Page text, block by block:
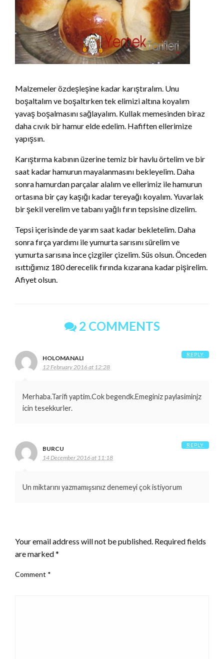
Malzemeler özdeşleşine kadar karıştıralım. Unu
boşaltalım ve boşaltırken tek elimizi altına koyalım
yavaş boşalmasını sağlayalım. Kullak memesinden biraz
daha cıvık bir hamur elde edelim. Hafiften ellerimize
yapışsın.
Karıştırma kabının üzerine temiz bir havlu örtelim ve bir
saat kadar hamurun mayalanmasını bekleyelim. Daha
sonra hamurdan parçalar alalım ve ellerimiz ile hamurun
ortasına bir çay kaşığı kadar tereyağı koyalım. Yuvarlak
bir şekil verelim ve tabanı yağlı fırın tepsisine dizelim.
Tepsi içerisinde de yarım saat kadar bekletelim. Daha
sonra fırça yardımı ile yumurta sarısını sürelim ve
yumurta sarısına ince çizgiler çizelim. Süs olsun. Önceden
ısıttığımız 180 derecelik fırında kızarana kadar pişirelim.
Afiyet olsun.
2 COMMENTS
HOLOMANALI
12 February 2016 at 12:28
Merhaba.Tarifi yaptim.Cok begendk.Emeginiz paylasiminjz
icin tesekkurler.
REPLY
BURCU
14 December 2016 at 11:18
Un miktarını yazmamışsınız denemeyi çok istiyorum
REPLY
Your email address will not be published. Required fields
are marked*
Comment *